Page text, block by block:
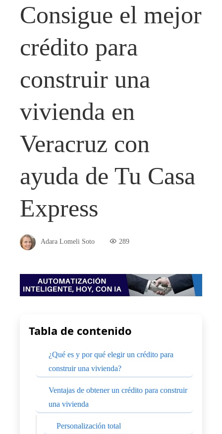
Consigue el mejor
crédito para
construir una
vivienda en
Veracruz con
ayuda de Tu Casa
Express
Adara Lomeli Soto 289
Tabla de contenido
¿Qué es y por qué elegir un crédito para
construir una vivienda?
Ventajas de obtener un crédito para construir
una vivienda
Personalización total